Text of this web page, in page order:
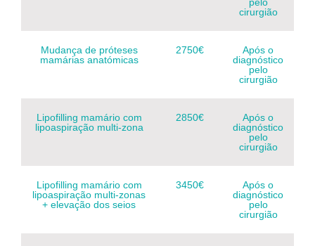
cirurgião
Mudança de próteses
mamárias anatómicas
2750€
Após o
diagnóstico
pelo
cirurgião
Lipofilling mamário com
lipoaspiração multi-zona
2850€
Após o
diagnóstico
pelo
cirurgião
Lipofilling mamário com
lipoaspiração multi-zonas
+ elevação dos seios
3450€
Após o
diagnóstico
pelo
cirurgião